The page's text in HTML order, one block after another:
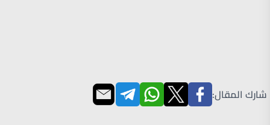
شارك المقال: